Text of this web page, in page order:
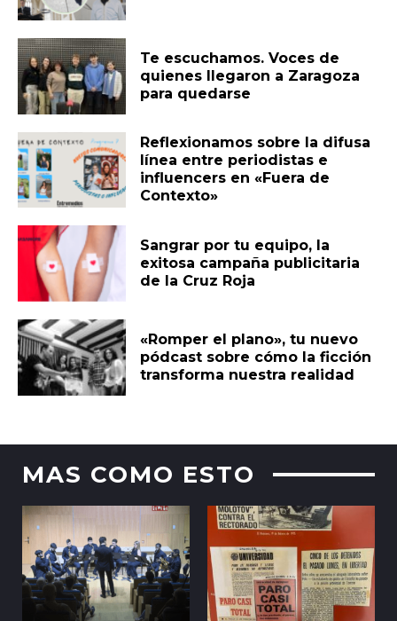
Te escuchamos. Voces de
quienes llegaron a Zaragoza
para quedarse
Reflexionamos sobre la difusa
línea entre periodistas e
influencers en «Fuera de
Contexto»
Sangrar por tu equipo, la
exitosa campaña publicitaria
de la Cruz Roja
«Romper el plano», tu nuevo
pódcast sobre cómo la ficción
transforma nuestra realidad
MAS COMO ESTO